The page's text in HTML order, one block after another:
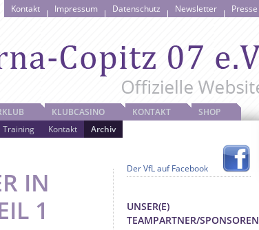
Kontakt Impressum Datenschutz Newsletter Presse
Training Kontakt Archiv
KLUBCASINO KONTAKT SHOP
Der VfL auf Facebook
IN
1
UNSER(E)
TEAMPARTNER/SPONSOREN